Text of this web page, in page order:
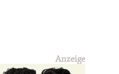
Anzeige